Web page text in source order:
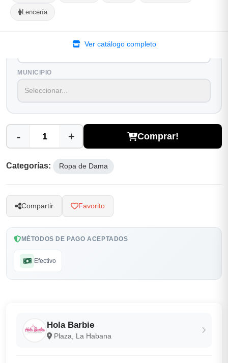
Lencería
Ver catálogo completo
Selecciona tu ubicacion
MUNICIPIO
- + Comprar!
Categorías: Ropa de Dama
Compartir Favorito
MÉTODOS DE PAGO ACEPTADOS
Efectivo
Hola Barbie
Plaza, La Habana